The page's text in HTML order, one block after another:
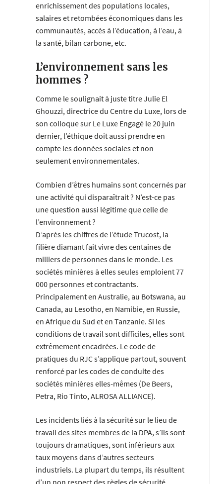
enrichissement des populations locales,
salaires et retombées économiques dans les
communautés, accès à l’éducation, à l’eau, à
la santé, bilan carbone, etc.
L’environnement sans les
hommes ?
Comme le soulignait à juste titre Julie El
Ghouzzi, directrice du Centre du Luxe, lors de
son colloque sur Le Luxe Engagé le 20 juin
dernier, l’éthique doit aussi prendre en
compte les données sociales et non
seulement environnementales.
Combien d’êtres humains sont concernés par
une activité qui disparaîtrait ? N’est-ce pas
une question aussi légitime que celle de
l’environnement ?
D’après les chiffres de l’étude Trucost, la
filière diamant fait vivre des centaines de
milliers de personnes dans le monde. Les
sociétés minières à elles seules emploient 77
000 personnes et contractants.
Principalement en Australie, au Botswana, au
Canada, au Lesotho, en Namibie, en Russie,
en Afrique du Sud et en Tanzanie. Si les
conditions de travail sont difficiles, elles sont
extrêmement encadrées. Le code de
pratiques du RJC s’applique partout, souvent
renforcé par les codes de conduite des
sociétés minières elles-mêmes (De Beers,
Petra, Rio Tinto, ALROSA ALLIANCE).
Les incidents liés à la sécurité sur le lieu de
travail des sites membres de la DPA, s’ils sont
toujours dramatiques, sont inférieurs aux
taux moyens dans d’autres secteurs
industriels. La plupart du temps, ils résultent